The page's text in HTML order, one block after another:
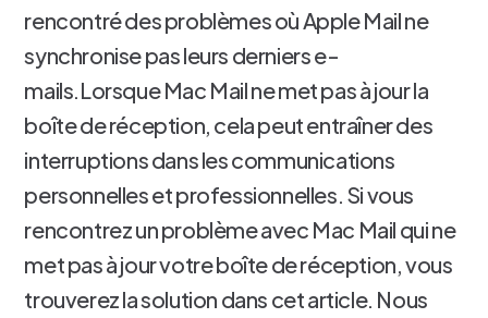
rencontré des problèmes où Apple Mail ne
synchronise pas leurs derniers e-
mails.Lorsque Mac Mail ne met pas à jour la
boîte de réception, cela peut entraîner des
interruptions dans les communications
personnelles et professionnelles. Si vous
rencontrez un problème avec Mac Mail qui ne
met pas à jour votre boîte de réception, vous
trouverez la solution dans cet article. Nous